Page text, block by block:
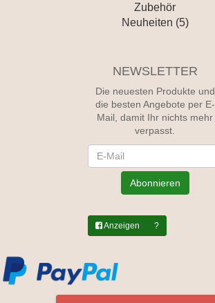
Zubehör
Neuheiten (5)
NEWSLETTER
Die neuesten Produkte und
die besten Angebote per E-
Mail, damit Ihr nichts mehr
verpasst.
Abonnieren
Anzeigen ?